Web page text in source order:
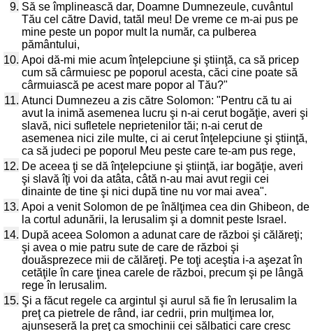
9. Să se împlinească dar, Doamne Dumnezeule, cuvântul
Tău cel către David, tatăl meu! De vreme ce m-ai pus pe
mine peste un popor mult la număr, ca pulberea
pământului,
10. Apoi dă-mi mie acum înţelepciune şi ştiinţă, ca să pricep
cum să cârmuiesc pe poporul acesta, căci cine poate să
cârmuiască pe acest mare popor al Tău?"
11. Atunci Dumnezeu a zis către Solomon: "Pentru că tu ai
avut la inimă asemenea lucru şi n-ai cerut bogăţie, averi şi
slavă, nici sufletele neprietenilor tăi; n-ai cerut de
asemenea nici zile multe, ci ai cerut înţelepciune şi ştiinţă,
ca să judeci pe poporul Meu peste care te-am pus rege,
12. De aceea ţi se dă înţelepciune şi ştiinţă, iar bogăţie, averi
şi slavă îţi voi da atâta, câtă n-au mai avut regii cei
dinainte de tine şi nici după tine nu vor mai avea".
13. Apoi a venit Solomon de pe înălţimea cea din Ghibeon, de
la cortul adunării, la Ierusalim şi a domnit peste Israel.
14. După aceea Solomon a adunat care de război şi călăreţi;
şi avea o mie patru sute de care de război şi
douăsprezece mii de călăreţi. Pe toţi aceştia i-a aşezat în
cetăţile în care ţinea carele de război, precum şi pe lângă
rege în Ierusalim.
15. Şi a făcut regele ca argintul şi aurul să fie în Ierusalim la
preţ ca pietrele de rând, iar cedrii, prin mulţimea lor,
ajunseseră la preţ ca smochinii cei sălbatici care cresc